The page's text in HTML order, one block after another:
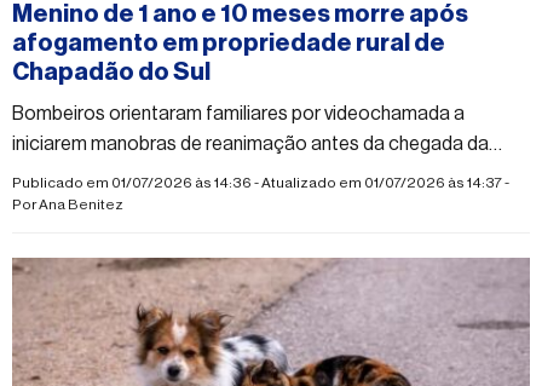
Menino de 1 ano e 10 meses morre após
afogamento em propriedade rural de
Chapadão do Sul
Bombeiros orientaram familiares por videochamada a
iniciarem manobras de reanimação antes da chegada da
equipe, mas criança não resistiu
Publicado em 01/07/2026 às 14:36 - Atualizado em 01/07/2026 às 14:37 -
PorAna Benitez